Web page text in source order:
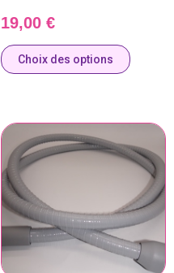
19,00 €
Choix des options